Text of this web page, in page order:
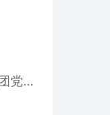
党支